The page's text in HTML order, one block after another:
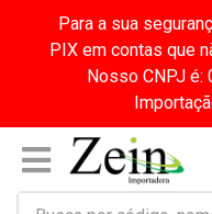
Para a sua
PIX em contas que
Nosso CNPJ